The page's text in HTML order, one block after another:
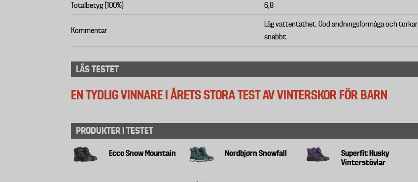
Totalbetyg (100%) 6,8
Kommentar
Låg vattentäthet. God andningsförmåga och torkar
snabbt.
LÄS TESTET
EN TYDLIG VINNARE I ÅRETS STORA TEST AV VINTERSKOR FÖR BARN
PRODUKTER I TESTET
Ecco Snow Mountain Nordbjørn Snowfall
Superfit Husky
Vinterstövlar